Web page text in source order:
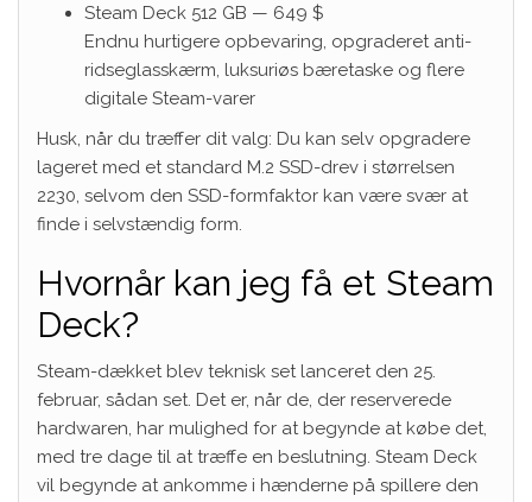
Steam Deck 512 GB — 649 $
Endnu hurtigere opbevaring, opgraderet anti-
ridseglasskærm, luksuriøs bæretaske og flere
digitale Steam-varer
Husk, når du træffer dit valg: Du kan selv opgradere
lageret med et standard M.2 SSD-drev i størrelsen
2230, selvom den SSD-formfaktor kan være svær at
finde i selvstændig form.
Hvornår kan jeg få et Steam
Deck?
Steam-dækket blev teknisk set lanceret den 25.
februar, sådan set. Det er, når de, der reserverede
hardwaren, har mulighed for at begynde at købe det,
med tre dage til at træffe en beslutning. Steam Deck
vil begynde at ankomme i hænderne på spillere den